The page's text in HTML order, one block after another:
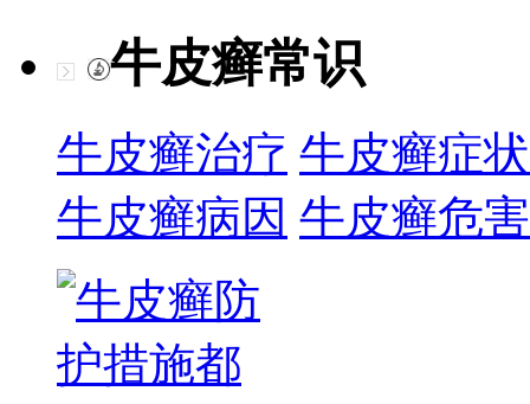
牛皮癣常识
牛皮癣治疗 牛皮癣症状
牛皮癣病因 牛皮癣危害